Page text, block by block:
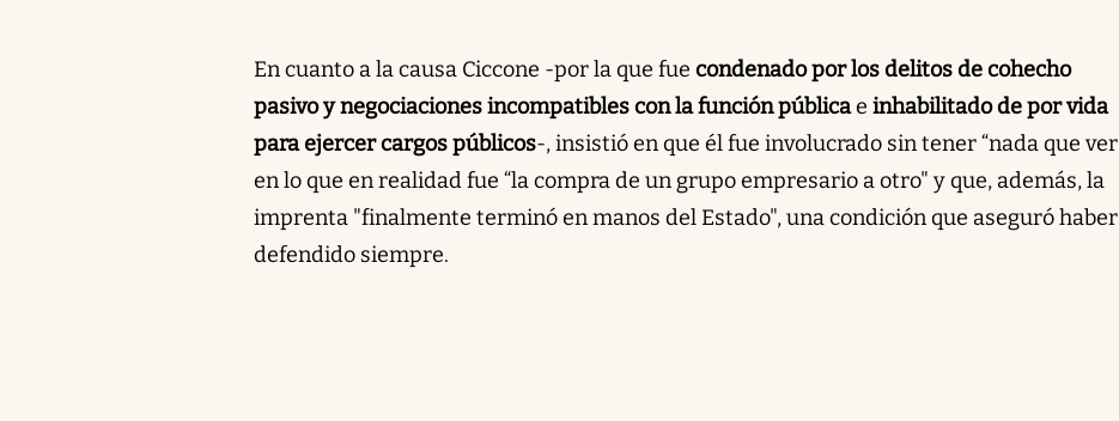
En cuanto a la causa Ciccone -por la que fue condenado por los delitos de cohecho
pasivo y negociaciones incompatibles con la función públicae inhabilitado de por vida
para ejercer cargos públicos-, insistió en que él fue involucrado sin tener “nada que ver
en lo que en realidad fue “la compra de un grupo empresario a otro" y que, además, la
imprenta "finalmente terminó en manos del Estado", una condición que aseguró haber
defendido siempre.